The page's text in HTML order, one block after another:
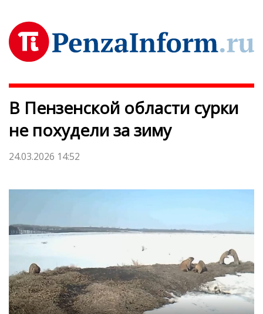
В Пензенской области сурки
не похудели за зиму
24.03.2026 14:52